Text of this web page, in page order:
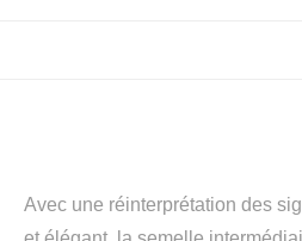
Avec une réinterprétation des